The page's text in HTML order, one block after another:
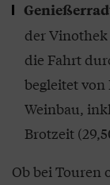
der
die Fahrt
begleitet
Weinbau,
Brotzeit
Ob bei Touren